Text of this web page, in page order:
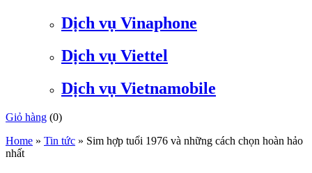
Dịch vụ Vinaphone
Dịch vụ Viettel
Dịch vụ Vietnamobile
Giỏ hàng (0)
Home » Tin tức » Sim hợp tuổi 1976 và những cách chọn hoàn hảo
nhất